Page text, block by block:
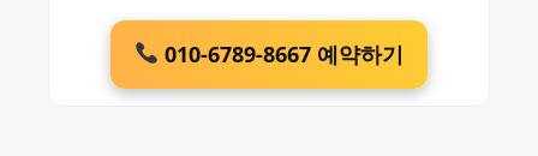
010-6789-8667 예약하기